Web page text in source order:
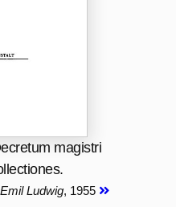
magistri
Ludwig, 1955